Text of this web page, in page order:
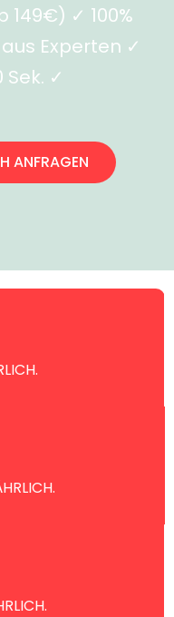
149€) ✓ 100%
Experten ✓
✓
ANFRAGEN